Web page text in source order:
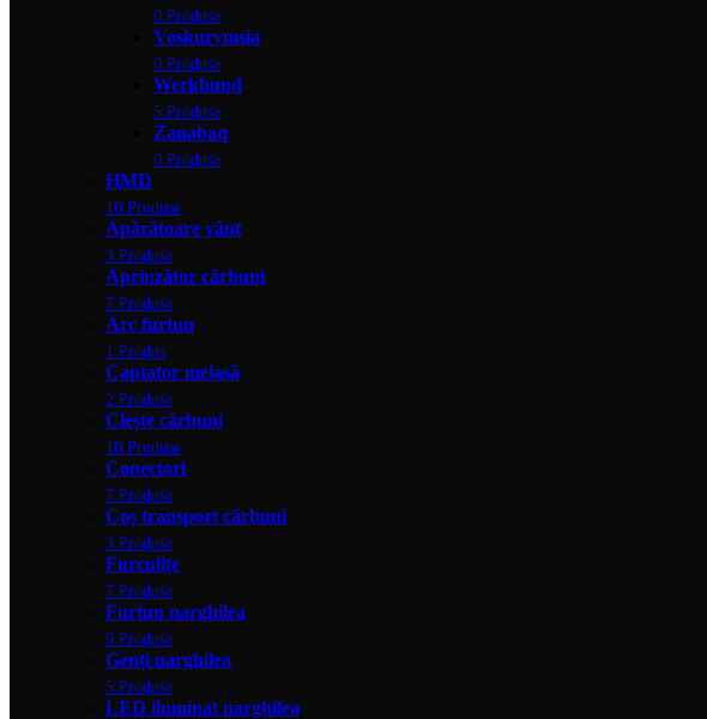
0 Produse
Voskurymsia
0 Produse
Werkbund
5 Produse
Zanabaq
0 Produse
HMD
10 Produse
Apărătoare vânt
3 Produse
Aprinzător cărbuni
7 Produse
Arc furtun
1 Produs
Captator melasă
2 Produse
Clește cărbuni
10 Produse
Conectori
7 Produse
Coș transport cărbuni
3 Produse
Furculițe
7 Produse
Furtun narghilea
9 Produse
Genți narghilea
5 Produse
LED iluminat narghilea